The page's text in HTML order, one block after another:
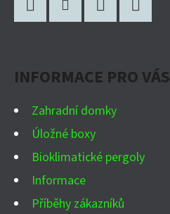
INFORMACE PRO VÁS
Zahradní domky
Úložné boxy
Bioklimatické pergoly
Informace
Příběhy zákazníků